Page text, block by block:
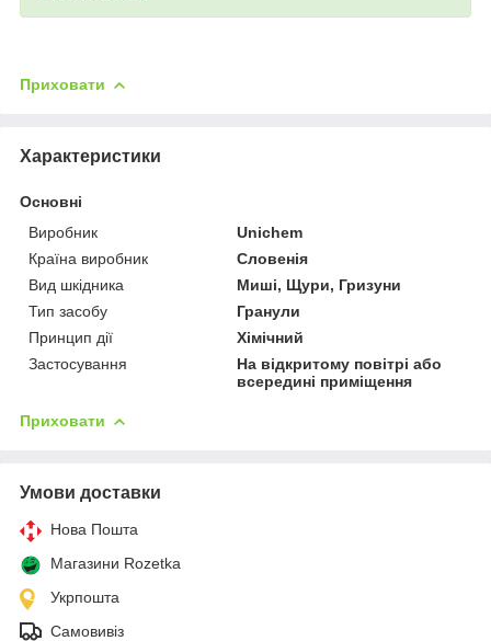
Приховати
Характеристики
Основні
Виробник
Unichem
Країна виробник
Словенія
Вид шкідника
Миші, Щури, Гризуни
Тип засобу
Гранули
Принцип дії
Хімічний
Застосування
На відкритому повітрі або
всередині приміщення
Приховати
Умови доставки
Нова Пошта
Магазини Rozetka
Укрпошта
Самовивіз